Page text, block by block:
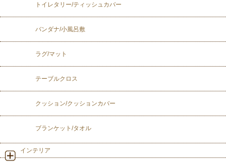
トイレタリー/ティッシュカバー
バンダナ/小風呂敷
ラグ/マット
テーブルクロス
クッション/クッションカバー
ブランケット/タオル
インテリア